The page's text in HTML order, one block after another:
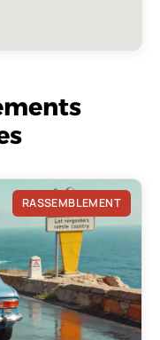
RASSEMBLEMENT